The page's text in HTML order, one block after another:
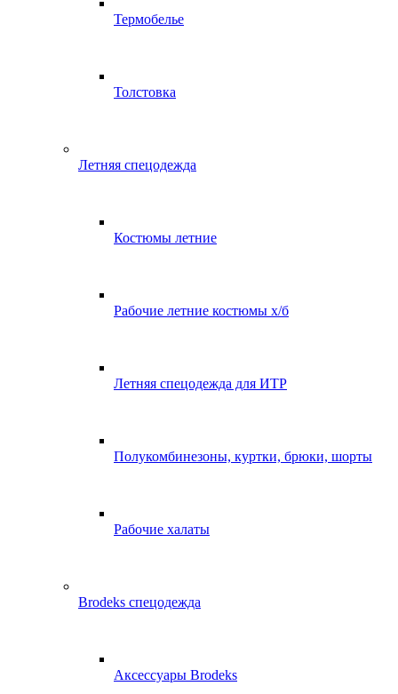
Термобелье
Толстовка
Летняя спецодежда
Костюмы летние
Рабочие летние костюмы х/б
Летняя спецодежда для ИТР
Полукомбинезоны, куртки, брюки, шорты
Рабочие халаты
Brodeks спецодежда
Аксессуары Brodeks